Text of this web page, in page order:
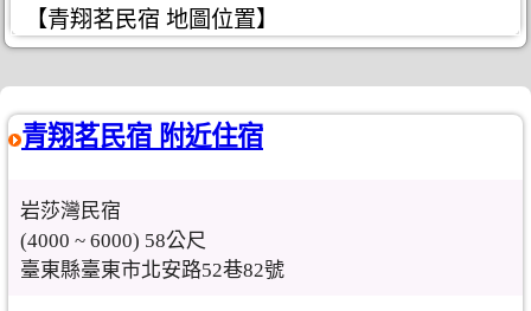
【青翔茗民宿 地圖位置】
青翔茗民宿 附近住宿
岩莎灣民宿
(4000 ~ 6000) 58公尺
臺東縣臺東市北安路52巷82號